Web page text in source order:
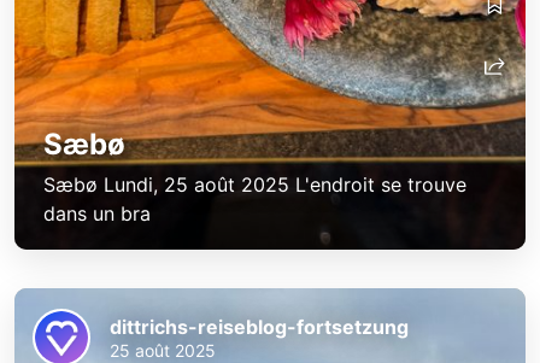
Sæbø
Sæbø Lundi, 25 août 2025 L'endroit se trouve
dans un bra
dittrichs-reiseblog-fortsetzung
25 août 2025